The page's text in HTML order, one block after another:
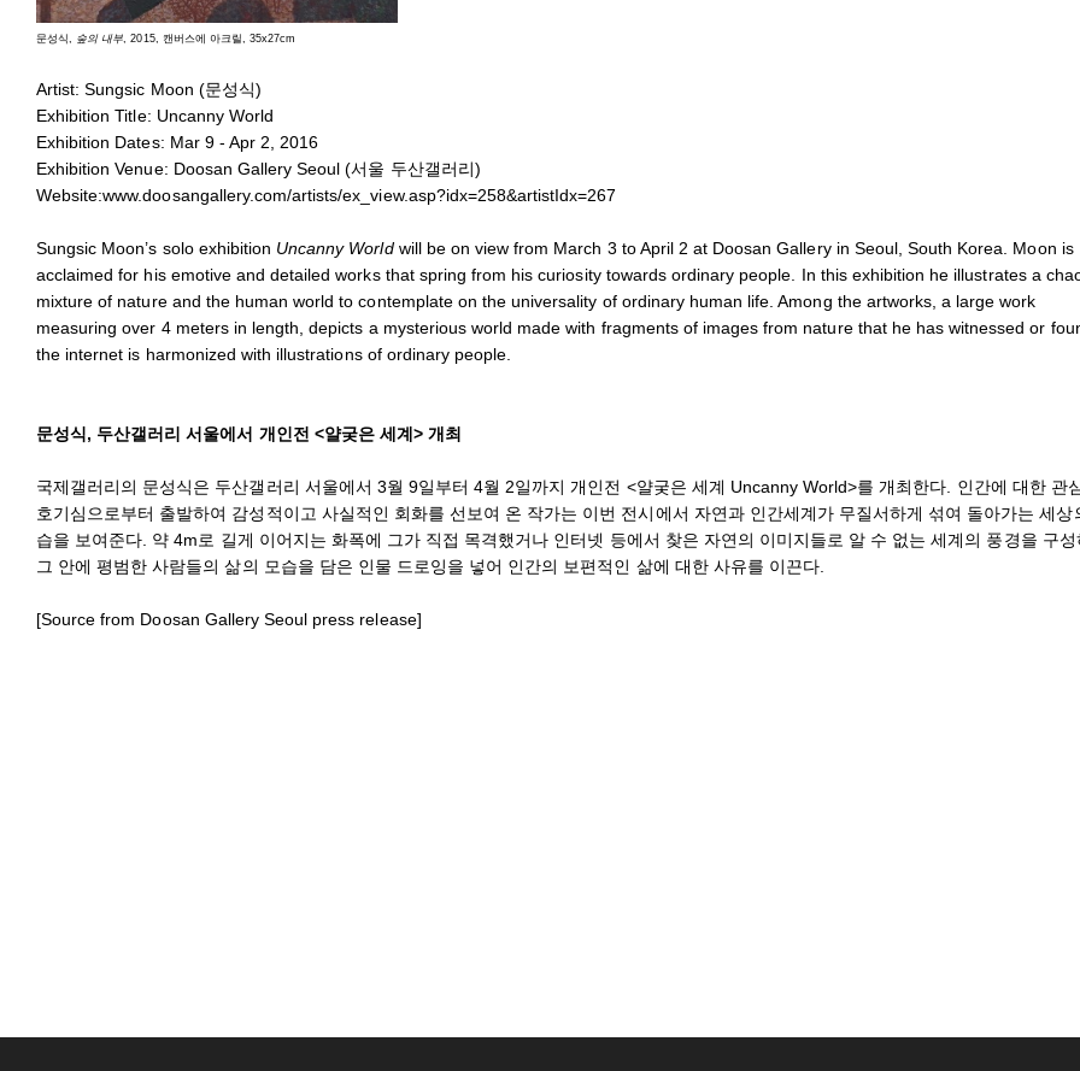
문성식, 숲의 내부 , 2015, 캔버스에 아크릴, 35x27cm
Artist: Sungsic Moon (문성식)
Exhibition Title: Uncanny World
Exhibition Dates: Mar 9 - Apr 2, 2016
Exhibition Venue: Doosan Gallery Seoul (서울 두산갤러리)
Website:www.doosangallery.com/artists/ex_view.asp?idx=258&artistIdx=267
Sungsic Moon’s solo exhibition Uncanny Worldwill be on view from March 3 to April 2 at Doosan Gallery in Seoul, South Korea. Moon is
acclaimed for his emotive and detailed works that spring from his curiosity towards ordinary people. In this exhibition he illustrates a
mixture of nature and the human world to contemplate on the universality of ordinary human life. Among the artworks, a large work
measuring over 4 meters in length, depicts a mysterious world made with fragments of images from nature that he has witnessed or
the internet is harmonized with illustrations of ordinary people.
문성식, 두산갤러리 서울에서 개인전 <얄궂은 세계> 개최
국제갤러리의 문성식은 두산갤러리 서울에서 3월 9일부터 4월 2일까지 개인전 <얄궂은 세계 Uncanny World>를 개최한다. 인간에 대한 관
호기심으로부터 출발하여 감성적이고 사실적인 회화를 선보여 온 작가는 이번 전시에서 자연과 인간세계가 무질서하게 섞여 돌아가는 세상
습을 보여준다. 약 4m로 길게 이어지는 화폭에 그가 직접 목격했거나 인터넷 등에서 찾은 자연의 이미지들로 알 수 없는 세계의 풍경을 구성
그 안에 평범한 사람들의 삶의 모습을 담은 인물 드로잉을 넣어 인간의 보편적인 삶에 대한 사유를 이끈다.
[Source from Doosan Gallery Seoul press release]